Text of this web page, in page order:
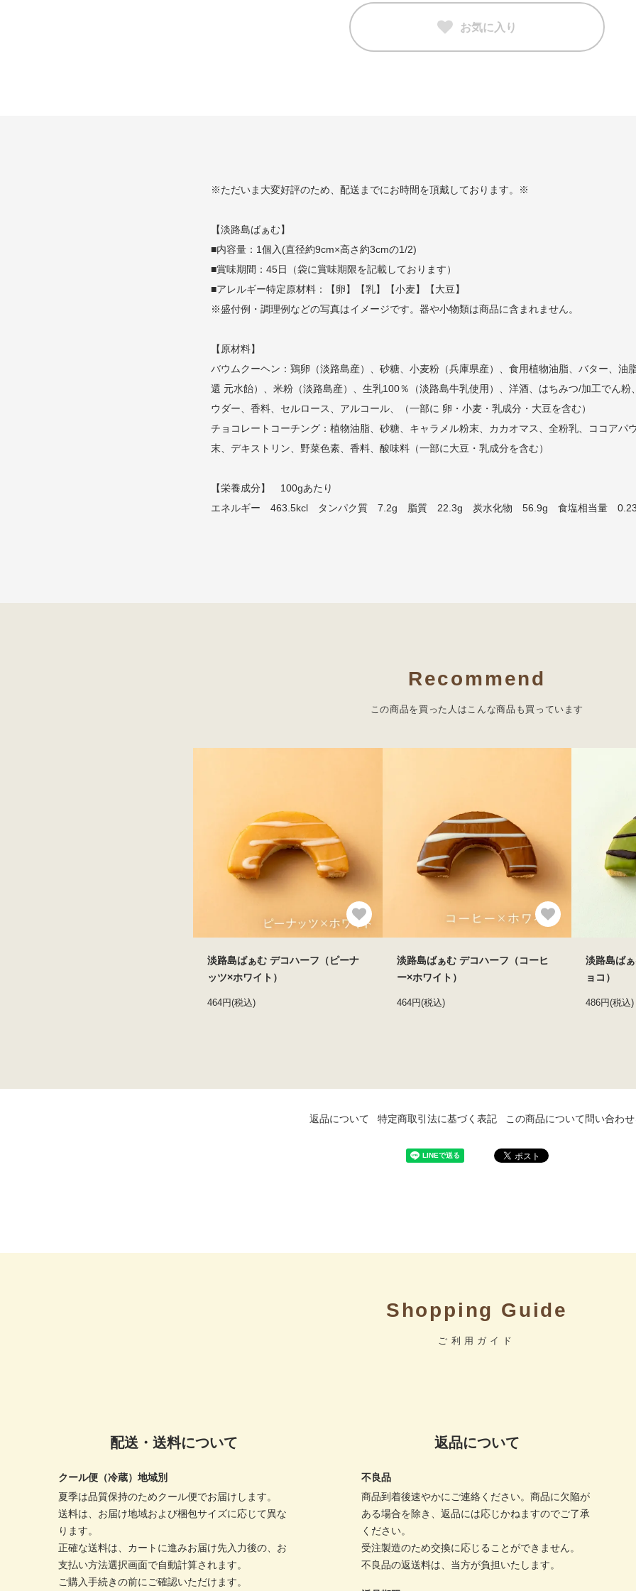
お気に入り
※ただいま大変好評のため、配送までにお時間を頂戴しております。※
【淡路島ばぁむ】
■内容量：1個入(直径約9cm×高さ約3cmの1/2)
■賞味期間：45日（袋に賞味期限を記載しております）
■アレルギー特定原材料：【卵】【乳】【小麦】【大豆】
※盛付例・調理例などの写真はイメージです。器や小物類は商品に含まれません。
【原材料】
バウムクーヘン：鶏卵（淡路島産）、砂糖、小麦粉（兵庫県産）、食用植物油脂、バター、油
還 元水飴）、米粉（淡路島産）、生乳100％（淡路島牛乳使用）、洋酒、はちみつ/加工でん粉
ウダー、香料、セルロース、アルコール、（一部に 卵・小麦・乳成分・大豆を含む）
チョコレートコーチング：植物油脂、砂糖、キャラメル粉末、カカオマス、全粉乳、ココアパ
末、デキストリン、野菜色素、香料、酸味料（一部に大豆・乳成分を含む）
【栄養成分】 100gあたり
エネルギー 463.5kcl タンパク質 7.2g 脂質 22.3g 炭水化物 56.9g 食塩相当量
Recommend
この商品を買った人はこんな商品も買っています
淡路島ばぁむ デコハーフ（ピーナ
ッツ×ホワイト）
464円(税込)
淡路島ばぁむ デコハーフ（コーヒ
ー×ホワイト）
464円(税込)
淡路島ば
ョコ）
486円(税込)
返品について 特定商取引法に基づく表記 この商品について問い合わせ
Shopping Guide
ご利用ガイド
配送・送料について
クール便（冷蔵）地域別
夏季は品質保持のためクール便でお届けします。
送料は、お届け地域および梱包サイズに応じて異な
ります。
正確な送料は、カートに進みお届け先入力後の、お
支払い方法選択画面で自動計算されます。
ご購入手続きの前にご確認いただけます。
返品について
不良品
商品到着後速やかにご連絡ください。商品に欠陥が
ある場合を除き、返品には応じかねますのでご了承
ください。
受注製造のため交換に応じることができません。
不良品の返送料は、当方が負担いたします。